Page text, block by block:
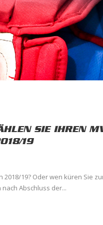
SIE IHREN
19
2018/19? Oder wen küren Sie
Abschluss der...